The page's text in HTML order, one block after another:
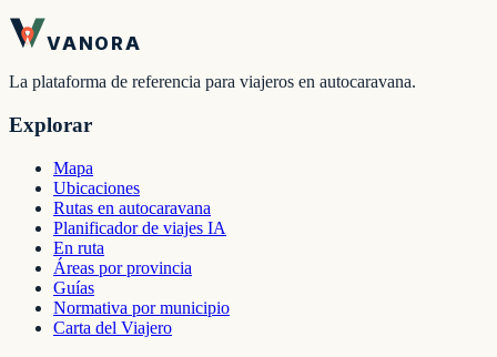
VANORA
La plataforma de referencia para viajeros en autocaravana.
Explorar
Mapa
Ubicaciones
Rutas en autocaravana
Planificador de viajes IA
En ruta
Áreas por provincia
Guías
Normativa por municipio
Carta del Viajero